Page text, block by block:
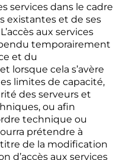
services dans le cadre
existantes et de ses
aux services
temporairement
et du
lorsque cela s’avère
limites de capacité,
des serveurs et
ou afin
technique ou
prétendre à
de la modification
d’accès aux services